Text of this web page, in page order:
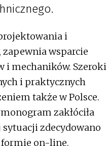
i
wsparcie
i mechaników. Szeroki
i praktycznych
także w Polsce.
zakłóciła
sytuacji zdecydowano
formie on-line.